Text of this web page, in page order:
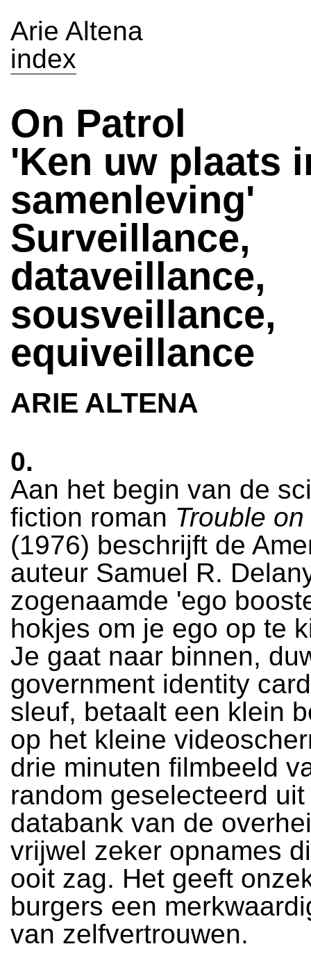
Arie Altena
index
On Patrol
'Ken uw plaats
samenleving'
Surveillance,
dataveillance,
sousveillance,
equiveillance
ARIE ALTENA
0.
Aan het begin van de
fiction roman Trouble
(1976) beschrijft de
auteur Samuel R.
zogenaamde 'ego
hokjes om je ego op te
Je gaat naar binnen,
government identity
sleuf, betaalt een klein
op het kleine
drie minuten filmbeeld
random geselecteerd
databank van de
vrijwel zeker opnames
ooit zag. Het geeft
burgers een
van zelfvertrouwen.